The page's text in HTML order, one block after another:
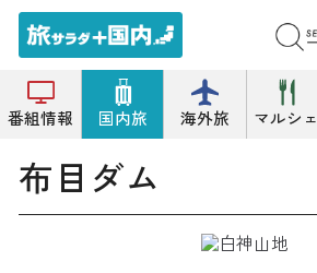
番組情報 国内旅 海外旅 マルシェ
トップ その他の名所 布目ダム
布目ダム